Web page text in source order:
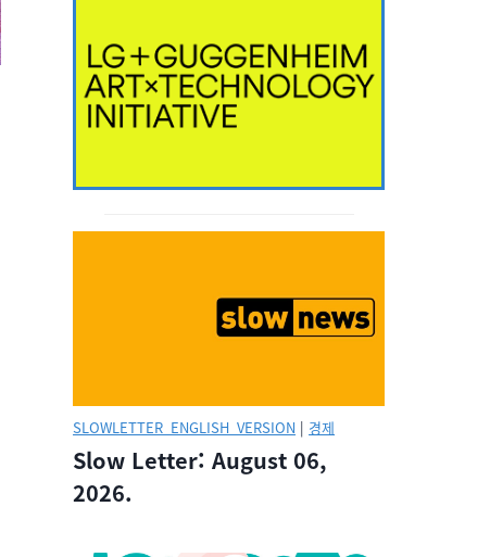
SLOWLETTER_ENGLISH_VERSION | 경제
Slow Letter: August 06,
2026.